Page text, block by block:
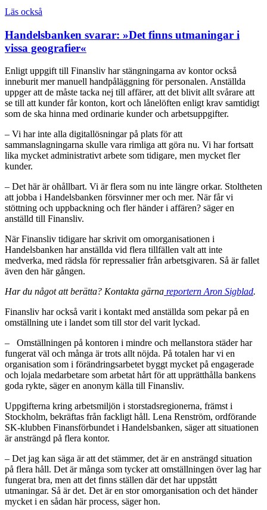
Läs också
Handelsbanken svarar: »Det finns utmaningar i
vissa geografier«
Enligt uppgift till Finansliv har stängningarna av kontor också
inneburit mer manuell handpåläggning för personalen. Anställda
uppger att de måste tacka nej till affärer, att det blivit allt svårare att
se till att kunder får konton, kort och lånelöften enligt krav samtidigt
som de ska hinna med ordinarie kunder och arbetsuppgifter.
– Vi har inte alla digitallösningar på plats för att
sammanslagningarna skulle vara rimliga att göra nu. Vi har fortsatt
lika mycket administrativt arbete som tidigare, men mycket fler
kunder.
– Det här är ohållbart. Vi är flera som nu inte längre orkar. Stoltheten
att jobba i Handelsbanken försvinner mer och mer. När får vi
stöttning och uppbackning och fler händer i affären? säger en
anställd till Finansliv.
När Finansliv tidigare har skrivit om omorganisationen i
Handelsbanken har anställda vid flera tillfällen valt att inte
medverka, med rädsla för repressalier från arbetsgivaren. Så är fallet
även den här gången.
Har du något att berätta? Kontakta gärna reportern Aron Sigblad.
Finansliv har också varit i kontakt med anställda som pekar på en
omställning ute i landet som till stor del varit lyckad.
– Omställningen på kontoren i mindre och mellanstora städer har
fungerat väl och många är trots allt nöjda. På totalen har vi en
organisation som i förändringsarbetet byggt mycket på engagerade
och lojala medarbetare som arbetat hårt för att upprätthålla bankens
goda rykte, säger en anonym källa till Finansliv.
Uppgifterna kring arbetsmiljön i storstadsregionerna, främst i
Stockholm, bekräftas från fackligt håll. Lena Renström, ordförande
SK-klubben Finansförbundet i Handelsbanken, säger att situationen
är ansträngd på flera kontor.
– Det jag kan säga är att det stämmer, det är en ansträngd situation
på flera håll. Det är många som tycker att omställningen över lag har
fungerat bra, men att det finns ställen där det har uppstått
utmaningar. Så är det. Det är en stor omorganisation och det händer
mycket i en sådan här process, säger hon.